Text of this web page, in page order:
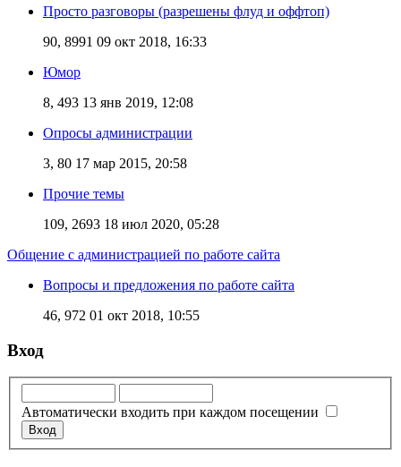
Просто разговоры (разрешены флуд и оффтоп)
90, 8991 09 окт 2018, 16:33
Юмор
8, 493 13 янв 2019, 12:08
Опросы администрации
3, 80 17 мар 2015, 20:58
Прочие темы
109, 2693 18 июл 2020, 05:28
Общение с администрацией по работе сайта
Вопросы и предложения по работе сайта
46, 972 01 окт 2018, 10:55
Вход
Автоматически входить при каждом посещении